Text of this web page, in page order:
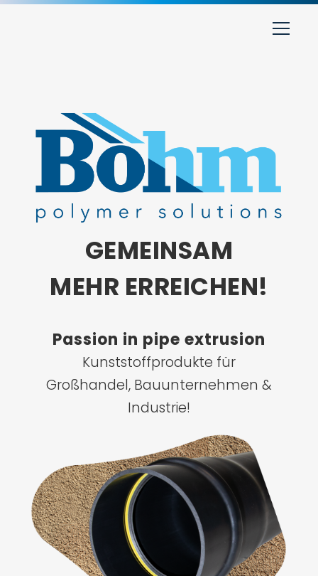
GEMEINSAM
MEHR ERREICHEN!
Passion in pipe extrusion
Kunststoffprodukte für
Großhandel, Bauunternehmen &
Industrie!